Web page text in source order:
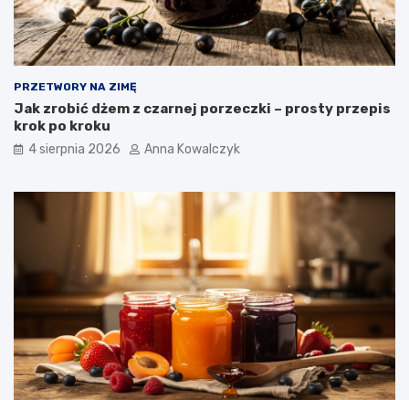
PRZETWORY NA ZIMĘ
Jak zrobić dżem z czarnej porzeczki – prosty przepis
krok po kroku
4 sierpnia 2026 Anna Kowalczyk